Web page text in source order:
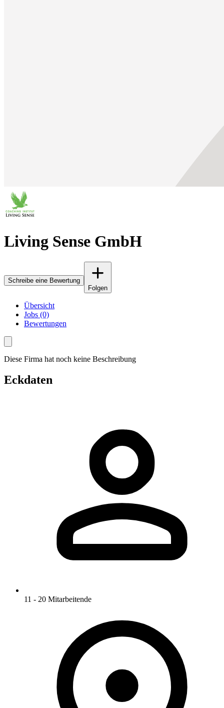
Living Sense GmbH
Schreibe eine Bewertung
Folgen
Übersicht
Jobs (0)
Bewertungen
Diese Firma hat noch keine Beschreibung
Eckdaten
11 - 20 Mitarbeitende